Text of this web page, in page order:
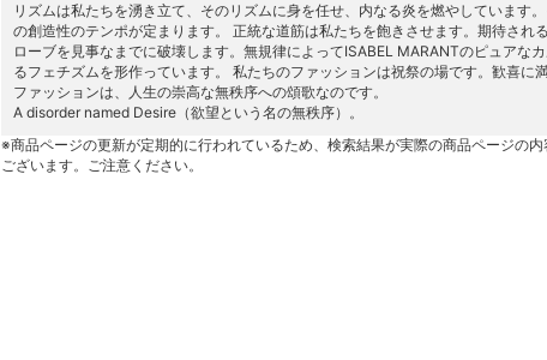
リズムは私たちを湧き立て、そのリズムに身を任せ、内なる炎を燃やしています
の創造性のテンポが定まります。 正統な道筋は私たちを飽きさせます。期待され
ローブを見事なまでに破壊します。無規律によってISABEL MARANTのピュアな
るフェチズムを形作っています。 私たちのファッションは祝祭の場です。歓喜
ファッションは、人生の崇高な無秩序への頌歌なのです。
A disorder named Desire（欲望という名の無秩序）。
※商品ページの更新が定期的に行われているため、検索結果が実際の商品ページの
ございます。ご注意ください。